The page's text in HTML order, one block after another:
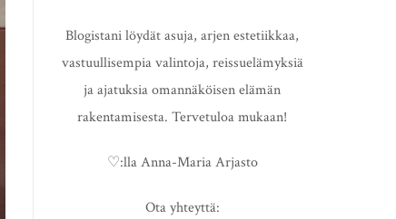
Blogistani löydät asuja, arjen estetiikkaa,
vastuullisempia valintoja, reissuelämyksiä
ja ajatuksia omannäköisen elämän
rakentamisesta. Tervetuloa mukaan!
♡:lla Anna-Maria Arjasto
Ota yhteyttä: